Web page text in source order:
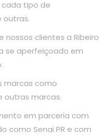
tipo de
outras.
nossos clientes a Ribeiro
se aperfeiçoado em
marcas como
outras marcas.
em parceria com
como Senai PR e com